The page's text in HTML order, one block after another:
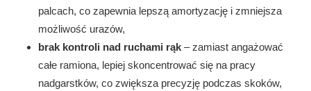
palcach, co zapewnia lepszą amortyzację i zmniejsza
możliwość urazów,
brak kontroli nad ruchami rąk – zamiast angażować
całe ramiona, lepiej skoncentrować się na pracy
nadgarstków, co zwiększa precyzję podczas skoków,